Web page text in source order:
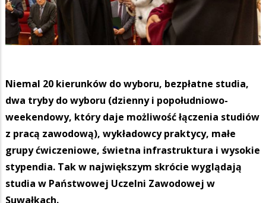
Niemal 20 kierunków do wyboru, bezpłatne studia,
dwa tryby do wyboru (dzienny i popołudniowo-
weekendowy, który daje możliwość łączenia studiów
z pracą zawodową), wykładowcy praktycy, małe
grupy ćwiczeniowe, świetna infrastruktura i wysokie
stypendia. Tak w największym skrócie wyglądają
studia w Państwowej Uczelni Zawodowej w
Suwałkach.